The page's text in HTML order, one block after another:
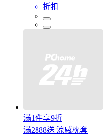
折扣
滿1件享9折
滿2888送 涼感枕套